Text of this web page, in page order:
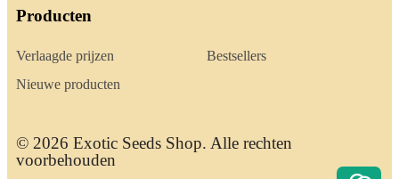
Producten
Verlaagde prijzen
Nieuwe producten
Bestsellers
© 2026 Exotic Seeds Shop. Alle rechten
voorbehouden